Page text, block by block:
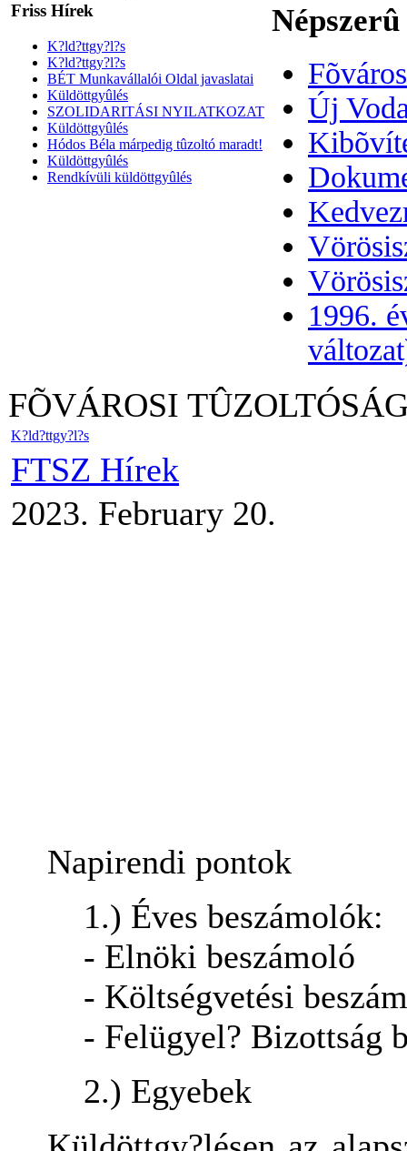
Friss Hírek
K?ld?ttgy?l?s
K?ld?ttgy?l?s
BÉT Munkavállalói Oldal javaslatai
Küldöttgyûlés
SZOLIDARITÁSI NYILATKOZAT
Küldöttgyûlés
Hódos Béla márpedig tûzoltó maradt!
Küldöttgyûlés
Rendkívüli küldöttgyûlés
Új
1996.
FÕVÁROSI
K?ld?ttgy?l?s
FTSZ Hírek
2023. February 20.
Napirendi pontok
1.) Éves beszámolók:
- Elnöki beszámoló
- Költségvetési
- Felügyel? Bizottság
2.) Egyebek